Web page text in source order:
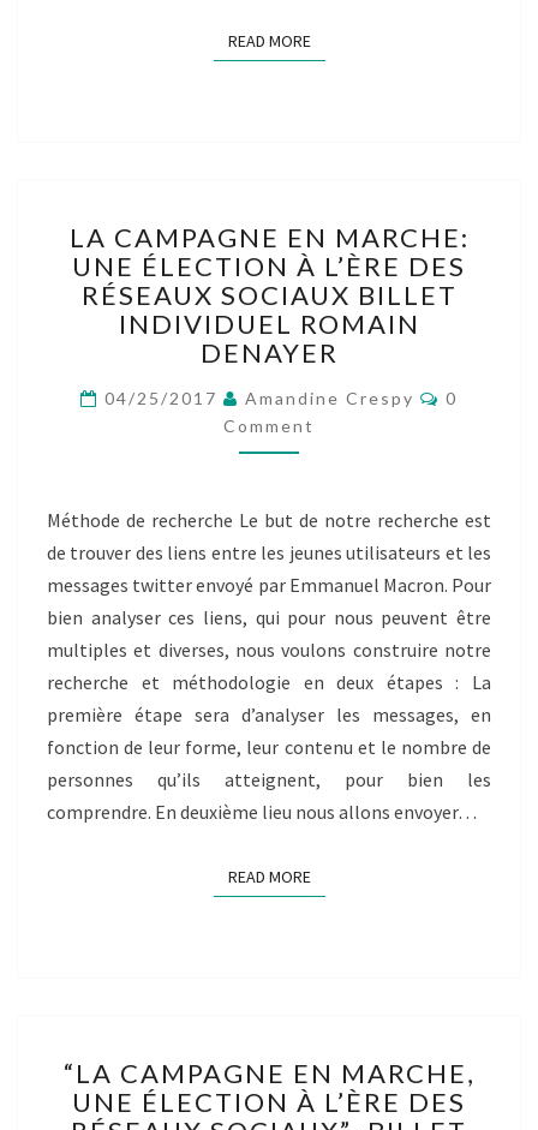
READ MOREREAD MORE
CAMPAGNE
EN
MARCHE:
UNE
ÉLECTION
À
L’ÈRE
DES
RÉSEAUX
INDIVIDUEL
ROMAIN
DENAYER
LA CAMPAGNE EN MARCHE:
UNE ÉLECTION À L’ÈRE DES
RÉSEAUX SOCIAUX BILLET
INDIVIDUEL ROMAIN
DENAYER
04/25/2017 Amandine Crespy
0
Comment
Méthode de recherche Le but de notre recherche est
de trouver des liens entre les jeunes utilisateurs et les
messages twitter envoyé par Emmanuel Macron. Pour
bien analyser ces liens, qui pour nous peuvent être
multiples et diverses, nous voulons construire notre
recherche et méthodologie en deux étapes : La
première étape sera d’analyser les messages, en
fonction de leur forme, leur contenu et le nombre de
personnes qu’ils atteignent, pour bien les
comprendre. En deuxième lieu nous allons envoyer…
READ MOREREAD MORE
CAMPAGNE
EN
“LA CAMPAGNE EN MARCHE,
UNE ÉLECTION À L’ÈRE DES